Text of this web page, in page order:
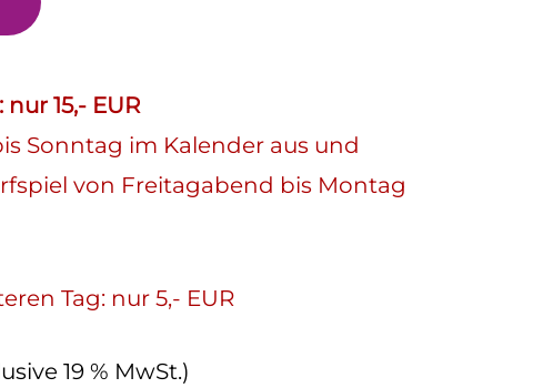
15,- EUR
Sonntag im Kalender aus und
von Freitagabend bis Montag
Tag: nur 5,- EUR
19 % MwSt.)